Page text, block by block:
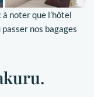
noter que l’hôtel
nos bagages